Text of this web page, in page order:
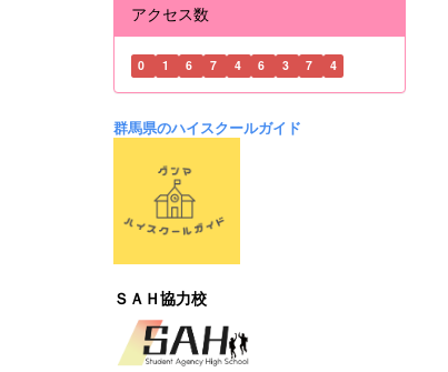
アクセス数
0 1 6 7 4 6 3 7 4
群馬県のハイスクールガイド
ＳＡＨ協力校